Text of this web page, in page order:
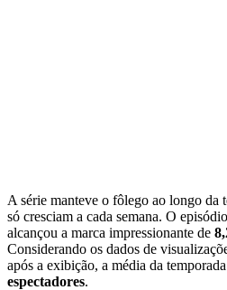
A série manteve o fôlego ao longo da
só cresciam a cada semana. O
alcançou a marca impressionante de
Considerando os dados de
após a exibição, a média da
espectadores.